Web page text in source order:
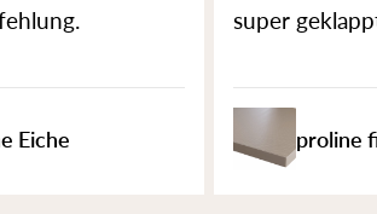
Eiche
super
proline